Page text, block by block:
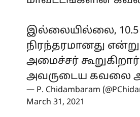
இல்லையில்லை, 10.5
நிரந்தரமானது
அமைச்சர்
அவருடைய கவலை
— P. Chidambaram
March 31, 2021